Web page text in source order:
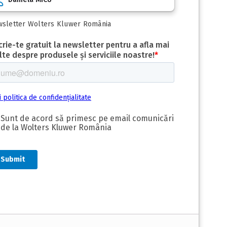
Wolters Kluwer România